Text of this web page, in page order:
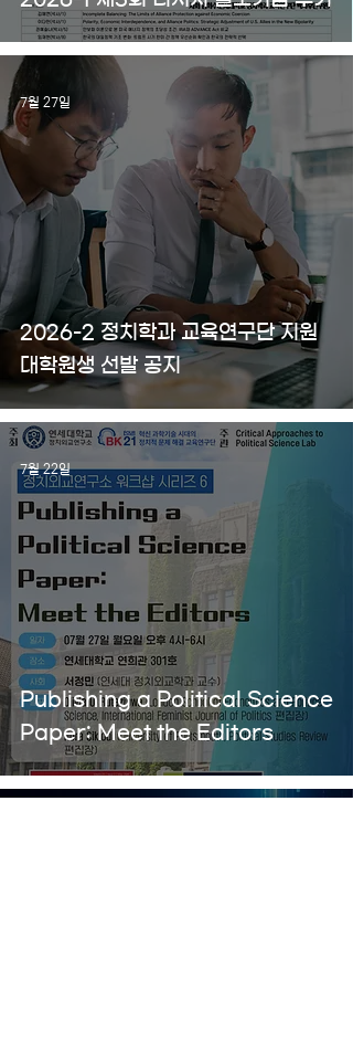
2026-2 정치학과 교육연구단 지원
대학원생 선발 공지
7월 27일
Publishing a Political Science
Paper: Meet the Editors
7월 22일